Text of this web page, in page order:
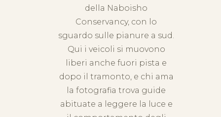
della Naboisho
Conservancy, con lo
sguardo sulle pianure a sud.
Qui i veicoli si muovono
liberi anche fuori pista e
dopo il tramonto, e chi ama
la fotografia trova guide
abituate a leggere la luce e